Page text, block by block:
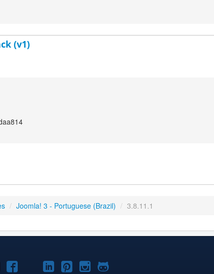
(v1)
/ Joomla! 3 - Portuguese (Brazil) / 3.8.11.1
Joomla!Joomla!
Joomla!Joomla!
Joomla!Joomla!